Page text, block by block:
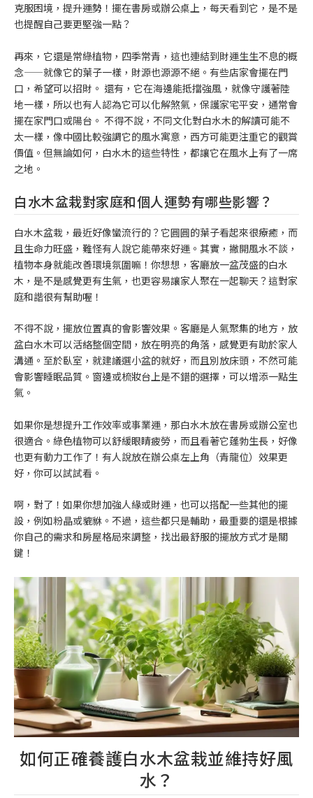
克服困境，提升運勢！擺在書房或辦公桌上，每天看到它，是不是
也提醒自己要更堅強一點？
再來，它還是常綠植物，四季常青，這也連結到財運生生不息的概
念——就像它的葉子一樣，財源也源源不絕。有些店家會擺在門
口，希望可以招財。 還有，它在海邊能抵擋強風，就像守護著陸
地一樣，所以也有人認為它可以化解煞氣，保護家宅平安，通常會
擺在家門口或陽台。 不得不說，不同文化對白水木的解讀可能不
太一樣，像中國比較強調它的風水寓意，西方可能更注重它的觀賞
價值。但無論如何，白水木的這些特性，都讓它在風水上有了一席
之地。
白水木盆栽對家庭和個人運勢有哪些影響？
白水木盆栽，最近好像蠻流行的？它圓圓的葉子看起來很療癒，而
且生命力旺盛，難怪有人說它能帶來好運。其實，撇開風水不談，
植物本身就能改善環境氛圍嘛！你想想，客廳放一盆茂盛的白水
木，是不是感覺更有生氣，也更容易讓家人聚在一起聊天？這對家
庭和諧很有幫助喔！
不得不說，擺放位置真的會影響效果。客廳是人氣聚集的地方，放
盆白水木可以活絡整個空間，放在明亮的角落，感覺更有助於家人
溝通。至於臥室，就建議選小盆的就好，而且別放床頭，不然可能
會影響睡眠品質。窗邊或梳妝台上是不錯的選擇，可以增添一點生
氣。
如果你是想提升工作效率或事業運，那白水木放在書房或辦公室也
很適合。綠色植物可以舒緩眼睛疲勞，而且看著它蓬勃生長，好像
也更有動力工作了！有人說放在辦公桌左上角（青龍位）效果更
好，你可以試試看。
啊，對了！如果你想加強人緣或財運，也可以搭配一些其他的擺
設，例如粉晶或貔貅。不過，這些都只是輔助，最重要的還是根據
你自己的需求和房屋格局來調整，找出最舒服的擺放方式才是關
鍵！
如何正確養護白水木盆栽並維持好風
水？